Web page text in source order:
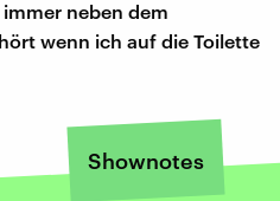
neben dem
wenn ich auf die Toilette
Shownotes